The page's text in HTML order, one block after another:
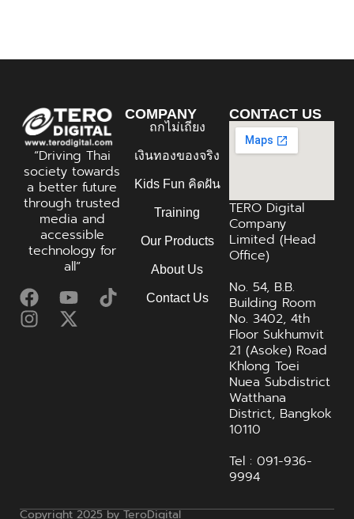
“Driving Thai
society towards
a better future
through trusted
media and
accessible
technology for
all”
COMPANY
ถกไม่เถียง
เงินทองของจริง
Kids Fun คิดฝัน
Training
Our Products
About Us
Contact Us
CONTACT US
TERO Digital
Company
Limited (Head
Office)
No. 54, B.B.
Building Room
No. 3402, 4th
Floor Sukhumvit
21 (Asoke) Road
Khlong Toei
Nuea Subdistrict
Watthana
District, Bangkok
10110
Tel : 091-936-
9994
Copyright 2025 by TeroDigital